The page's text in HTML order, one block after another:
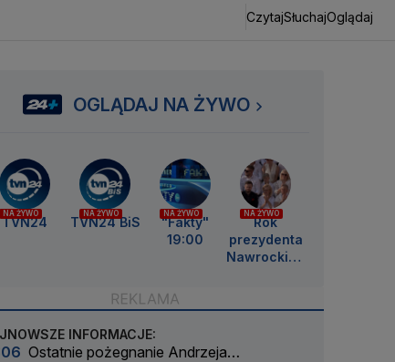
CzytajSłuchajOglądaj
OGLĄDAJ NA ŻYWO
NA ŻYWO
TVN24
NA ŻYWO
TVN24 BiS
NA ŻYWO
"Fakty"
19:00
NA ŻYWO
Rok
prezydenta
Nawrockieg
INFORMACJE:
Ostatnie pożegnanie Andrzeja